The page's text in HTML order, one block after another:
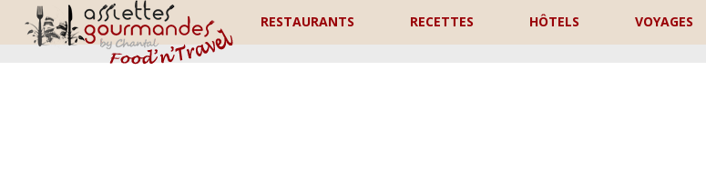
RESTAURANTS RECETTES HÔTELS VOYAGES